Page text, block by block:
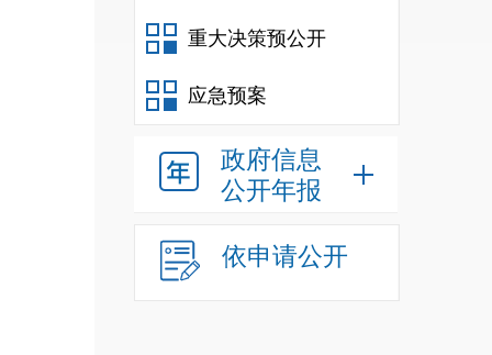
重大决策预公开
应急预案
政府信息
公开年报
依申请公开